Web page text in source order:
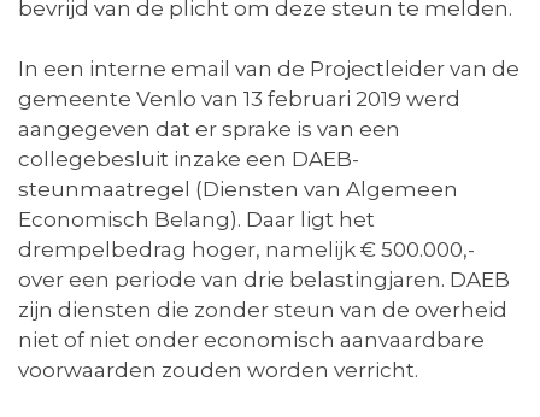
bevrijd van de plicht om deze steun te melden.
In een interne email van de Projectleider van de
gemeente Venlo van 13 februari 2019 werd
aangegeven dat er sprake is van een
collegebesluit inzake een DAEB-
steunmaatregel (Diensten van Algemeen
Economisch Belang). Daar ligt het
drempelbedrag hoger, namelijk € 500.000,-
over een periode van drie belastingjaren. DAEB
zijn diensten die zonder steun van de overheid
niet of niet onder economisch aanvaardbare
voorwaarden zouden worden verricht.